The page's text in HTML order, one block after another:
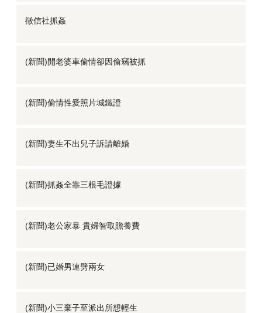
徵信社抓姦
(新聞)開老婆車偷情卻因偷竊被抓
(新聞)偷情性愛照片城鐵證
(新聞)妻生不出兒子訴請離婚
(新聞)抓姦全靠三根毛證據
(新聞)老公家暴 貴婦智取贍養費
(新聞)已婚男連劈兩女
(新聞)小三棄子至派出所想輕生